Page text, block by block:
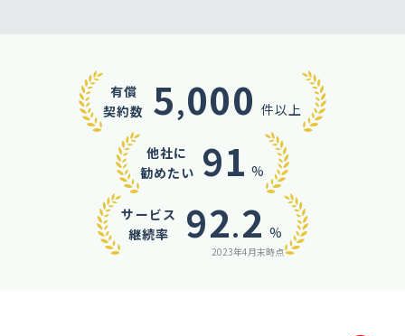
有償
契約数 5,000 件以上
他社に
勧めたい 91 %
サービス
継続率
92.2 %
2023年4月末時点